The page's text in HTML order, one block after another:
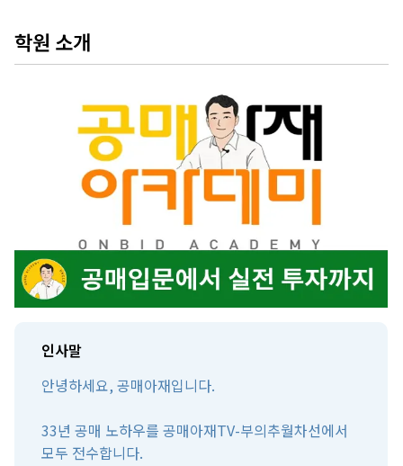
학원 소개
인사말
안녕하세요, 공매아재입니다.
33년 공매 노하우를 공매아재TV-부의추월차선에서
모두 전수합니다.